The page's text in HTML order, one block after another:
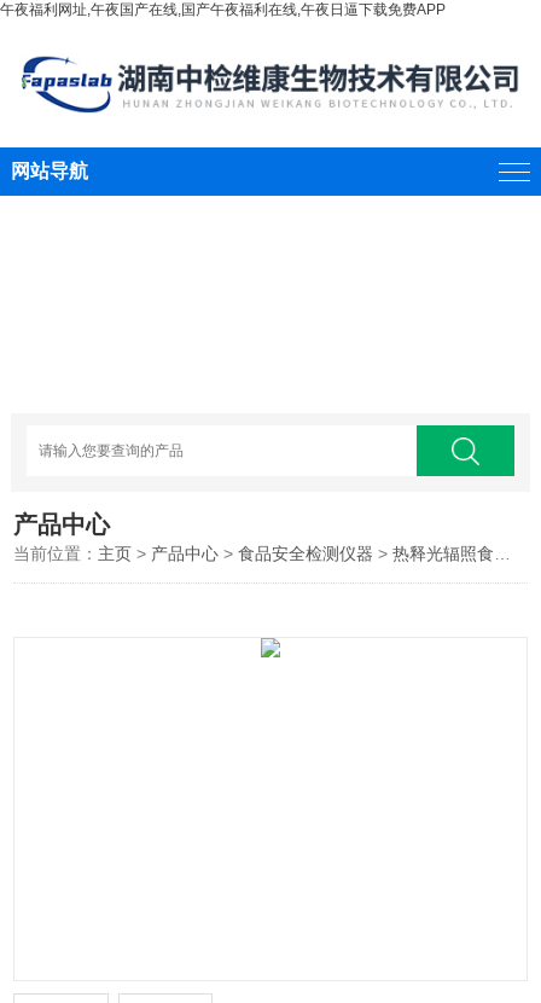
午夜福利网址,午夜国产在线,国产午夜福利在线,午夜日逼下载免费APP
网站导航
产品中心
当前位置： 主页 > 产品中心 >食品安全检测仪器 >热释光辐照食品检测仪